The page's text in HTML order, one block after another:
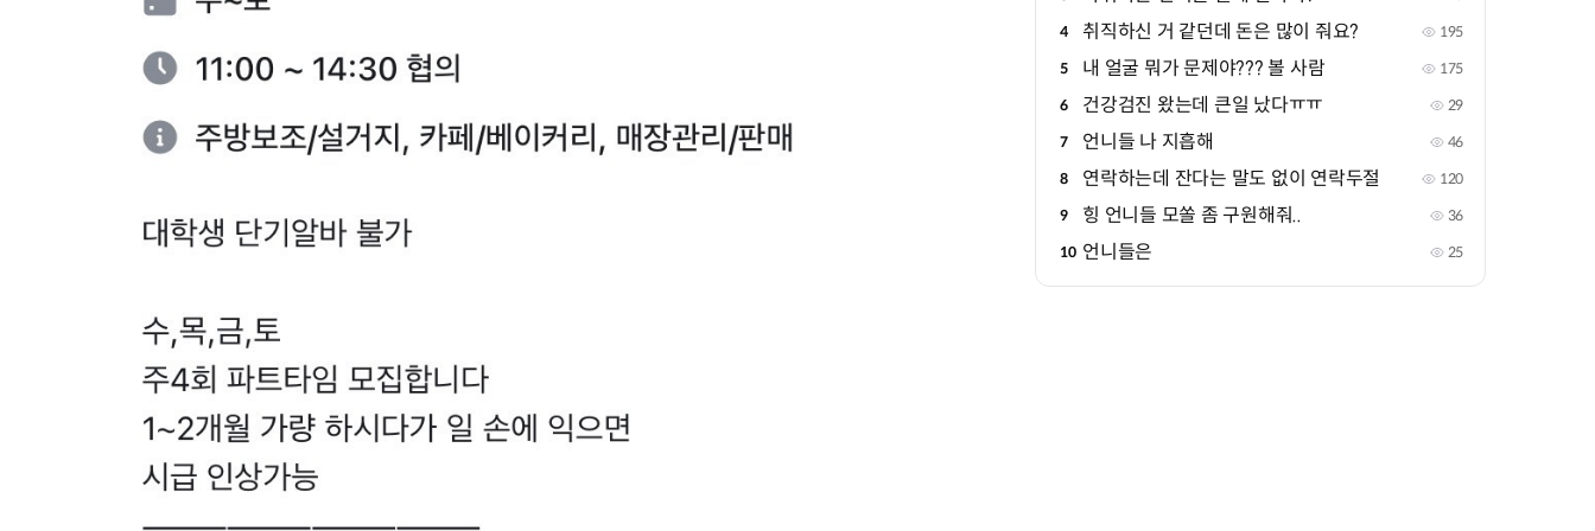
4 취직하신 거 같던데 돈은 많이 줘요? 195
5 내 얼굴 뭐가 문제야??? 볼 사람 175
6 건강검진 왔는데 큰일 났다ㅠㅠ 29
7 언니들 나 지흡해 46
8 연락하는데 잔다는 말도 없이 연락두절 120
9 힝 언니들 모쏠 좀 구원해줘.. 36
10 언니들은 25